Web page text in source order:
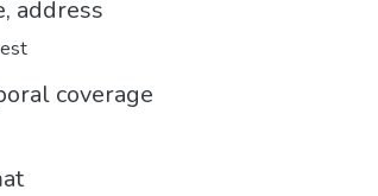
address
coverage